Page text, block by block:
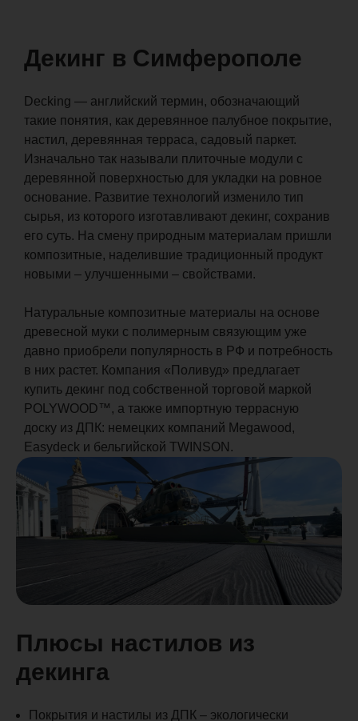
Декинг в Симферополе
Decking — английский термин, обозначающий
такие понятия, как деревянное палубное покрытие,
настил, деревянная терраса, садовый паркет.
Изначально так называли плиточные модули с
деревянной поверхностью для укладки на ровное
основание. Развитие технологий изменило тип
сырья, из которого изготавливают декинг, сохранив
его суть. На смену природным материалам пришли
композитные, наделившие традиционный продукт
новыми – улучшенными – свойствами.
Натуральные композитные материалы на основе
древесной муки с полимерным связующим уже
давно приобрели популярность в РФ и потребность
в них растет. Компания «Поливуд» предлагает
купить декинг под собственной торговой маркой
POLYWOOD™, а также импортную террасную
доску из ДПК: немецких компаний Megawood,
Easydeck и бельгийской TWINSON.
Плюсы настилов из
декинга
Покрытия и настилы из ДПК – экологически